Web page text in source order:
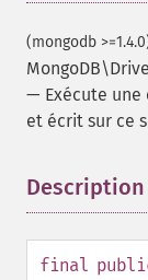
(mongodb
— Exécute
et écrit sur ce
Description
final